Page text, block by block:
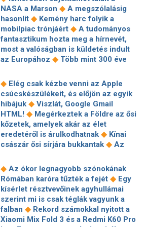
készül Donald Trump: Elon Musk
elképedt◆Szakértő: nagy politikai
fegyver Orbánnak a Trump-barátság
◆Így nézhet ki a legjobb és
leghatékonyabb mesterséges
intelligencia okostelefonokban
AI navigációs rendszert tanítottak be
Pokemon GO felhasználók adataival
Így képzeli a holdra szállást a NASA
és a SpaceX
◆Háromnapos műszaki
pályaválasztó fesztivál Budapesten –
Mi a pálya? ◆Folyosón sétáló
drónkutyák és víz alatti drónok
◆
Musk kijelentette, hogy ő egy 3000
éves, időutazó földönkívüli◆Furcsa
szagot áraszt egy orosz űrhajó
Yuval Noah Harari a 24.hu-nak: Ha
elhiszed, hogy mindenki hazudik, a
diktátorok kezére játszol
NASA a Marson ◆ A megszólalásig
hasonlít ◆ Kemény harc folyik a
mobilpiac trónjáért ◆ A tudományos
fantasztikum hozta meg a hírnevét,
most a valóságban is küldetés indult
az Europához ◆ Több mint 300 éve
fénysebességet
Szívesen ébrednél
retró videójátékok zenéjére? ◆
Bemutatták az első ultraalacsony
bemeneti késleltetésű Bluetooth-
technológiát◆ Ritka mélytengeri
állatot örökítettek meg ◆
Atomreaktorokat építtet a Google,
hogy azokkal tartsa fenn a
adatközpontjait◆Még jobb lesz a
Samsung különleges tévéje a The
Frame◆Új rivális miatt főhet a feje az
Nvidiának ◆Új korlátozást vezethet
be a chipek exportjára az USA◆
Nyilvánossá vált Kína űrprogramja
◆ Elég csak kézbe venni az Apple
csúcskészülékeit, és előjön az egyik
hibájuk ◆ Viszlát, Google Gmail
HTML! ◆ Megérkeztek a Földre az ősi
kőzetek, amelyek akár az élet
eredetéről is árulkodhatnak ◆ Kínai
császár ősi sírjára bukkantak ◆ Az
után sikerült rekonstruálni
Felfedte
a Galaxy S23 FE és a Tab S9 FE titkait
a Samsung ◆
Ideális munkatársat
kapnak a tűzoltók ◆Mindent egy lapra
tenne fel a Huawei ◆Dobta a Lego az
ötletet, hogy újrahasznosított
◆ Az ókor legnagyobb szónokának
Rómában karóra tűzték a fejét ◆ Egy
kísérlet résztvevőinek agyhullámai
szerint mi is csak téglák vagyunk a
falban ◆ Rekord számokkal nyitott a
Xiaomi Mix Fold 3 és a Redmi K60 Pro